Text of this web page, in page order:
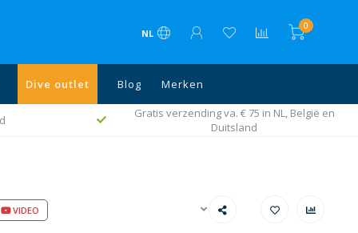
NL
0
Dive outlet Blog Merken
Gratis verzending va. € 75 in NL, België en
Duitsland
VIDEO